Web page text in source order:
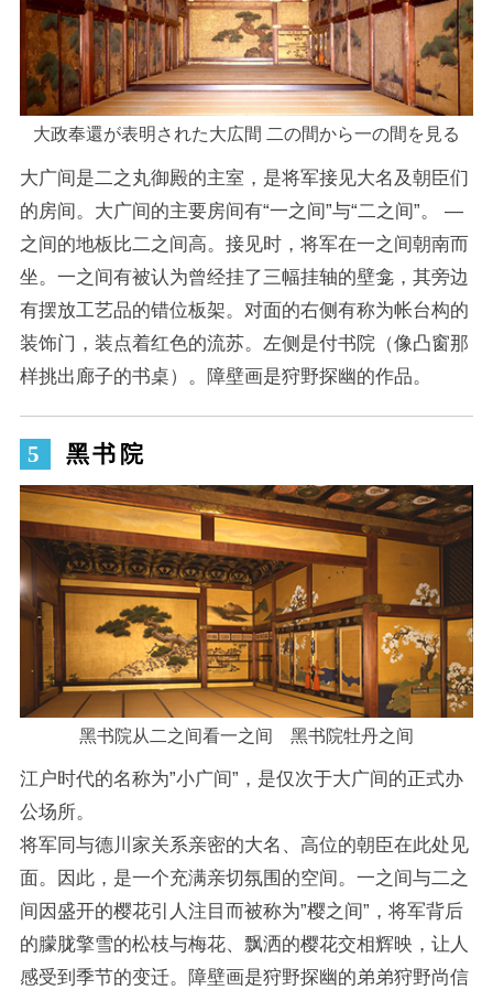
大政奉還が表明された大広間 二の間から一の間を見る
大广间是二之丸御殿的主室，是将军接见大名及朝臣们
的房间。大广间的主要房间有“一之间”与“二之间”。 —
之间的地板比二之间高。接见时，将军在一之间朝南而
坐。一之间有被认为曾经挂了三幅挂轴的壁龛，其旁边
有摆放工艺品的错位板架。对面的右侧有称为帐台构的
装饰门，装点着红色的流苏。左侧是付书院（像凸窗那
样挑出廊子的书桌）。障壁画是狩野探幽的作品。
黑书院
黑书院从二之间看一之间 黑书院牡丹之间
江户时代的名称为”小广间”，是仅次于大广间的正式办
公场所。
将军同与德川家关系亲密的大名、高位的朝臣在此处见
面。因此，是一个充满亲切氛围的空间。一之间与二之
间因盛开的樱花引人注目而被称为”樱之间”，将军背后
的朦胧擎雪的松枝与梅花、飘洒的樱花交相辉映，让人
感受到季节的变迁。障壁画是狩野探幽的弟弟狩野尚信